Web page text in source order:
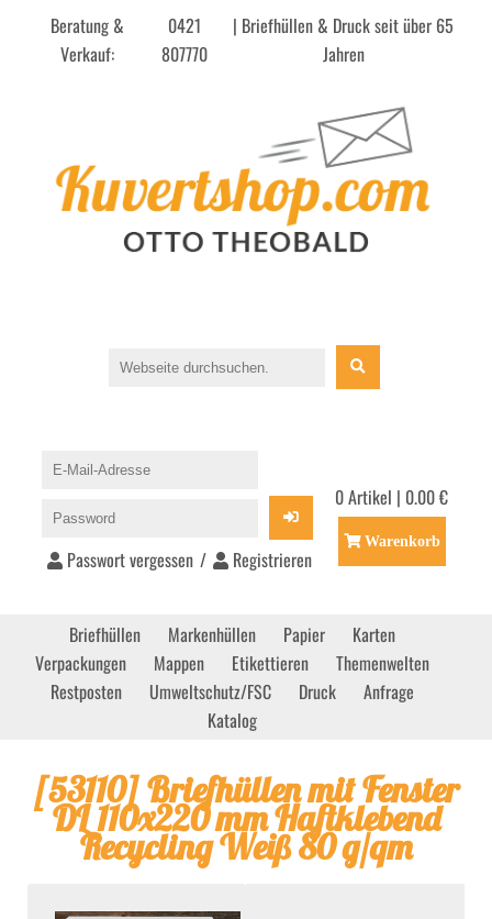
Beratung &
Verkauf:
0421
807770
| Briefhüllen & Druck seit über 65
Jahren
Passwort vergessen / Registrieren
0 Artikel | 0.00 €
Warenkorb
Briefhüllen Markenhüllen Papier
Karten
Verpackungen
Mappen Etikettieren
Themenwelten
Restposten
Umweltschutz/FSC Druck
Anfrage
Katalog
[53110]Briefhüllen mit Fenster
DL 110x220 mm Haftklebend
Recycling Weiß 80 g/qm